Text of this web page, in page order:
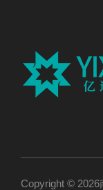
Copyright ©